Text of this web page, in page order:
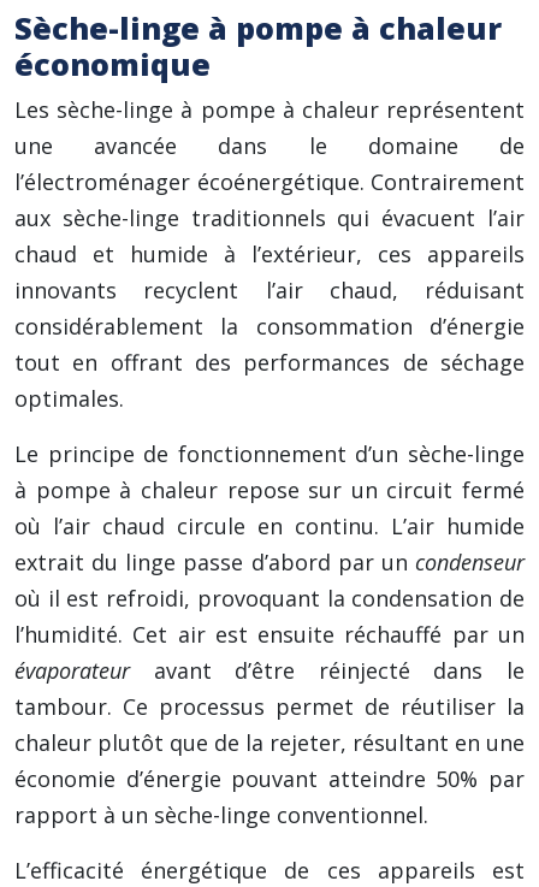
Sèche-linge à pompe à chaleur
économique
Les sèche-linge à pompe à chaleur représentent
une avancée dans le domaine de
l’électroménager écoénergétique. Contrairement
aux sèche-linge traditionnels qui évacuent l’air
chaud et humide à l’extérieur, ces appareils
innovants recyclent l’air chaud, réduisant
considérablement la consommation d’énergie
tout en offrant des performances de séchage
optimales.
Le principe de fonctionnement d’un sèche-linge
à pompe à chaleur repose sur un circuit fermé
où l’air chaud circule en continu. L’air humide
extrait du linge passe d’abord par un condenseur
où il est refroidi, provoquant la condensation de
l’humidité. Cet air est ensuite réchauffé par un
évaporateuravant d’être réinjecté dans le
tambour. Ce processus permet de réutiliser la
chaleur plutôt que de la rejeter, résultant en une
économie d’énergie pouvant atteindre 50% par
rapport à un sèche-linge conventionnel.
L’efficacité énergétique de ces appareils est